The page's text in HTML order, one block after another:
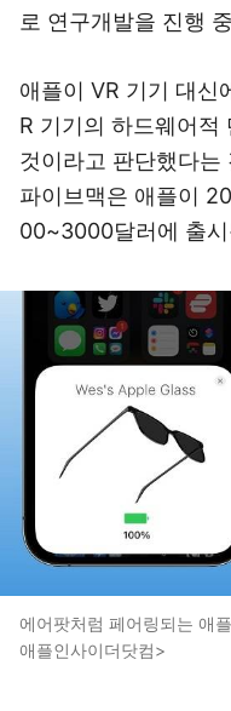
로 연구개발을 진행
애플이 VR 기기 대신
R 기기의 하드웨어적
것이라고 판단했다는
파이브맥은 애플이
00~3000달러에 출
에어팟처럼 페어링되는 애
애플인사이더닷컴>